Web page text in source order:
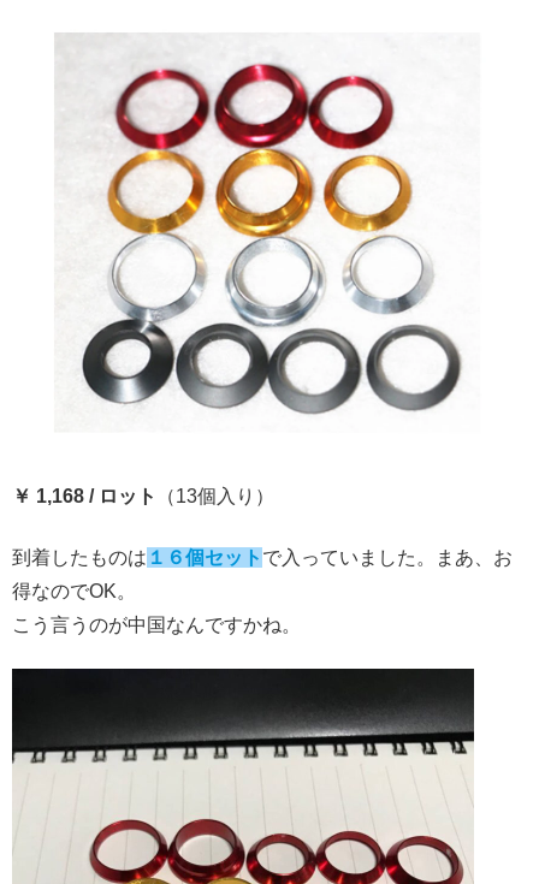
￥ 1,168 / ロット （13個入り）
到着したものは １６個セット で入っていました。まあ、お
得なのでOK。
こう言うのが中国なんですかね。